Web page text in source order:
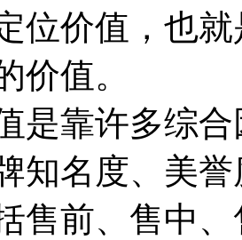
位价值，也
价值。
是靠许多综
知名度、美
售前、售中